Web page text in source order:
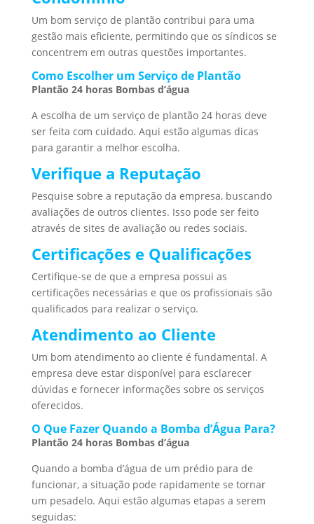
Um bom serviço de plantão contribui para uma
gestão mais eficiente, permitindo que os síndicos se
concentrem em outras questões importantes.
Como Escolher um Serviço de Plantão
Plantão 24 horas Bombas d’água
A escolha de um serviço de plantão 24 horas deve
ser feita com cuidado. Aqui estão algumas dicas
para garantir a melhor escolha.
Verifique a Reputação
Pesquise sobre a reputação da empresa, buscando
avaliações de outros clientes. Isso pode ser feito
através de sites de avaliação ou redes sociais.
Certificações e Qualificações
Certifique-se de que a empresa possui as
certificações necessárias e que os profissionais são
qualificados para realizar o serviço.
Atendimento ao Cliente
Um bom atendimento ao cliente é fundamental. A
empresa deve estar disponível para esclarecer
dúvidas e fornecer informações sobre os serviços
oferecidos.
O Que Fazer Quando a Bomba d’Água Para?
Plantão 24 horas Bombas d’água
Quando a bomba d’água de um prédio para de
funcionar, a situação pode rapidamente se tornar
um pesadelo. Aqui estão algumas etapas a serem
seguidas: